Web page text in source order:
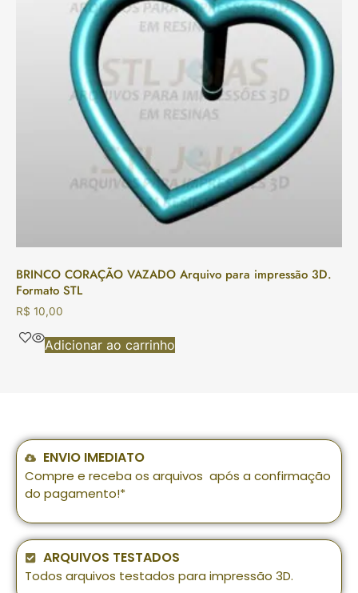
BRINCO CORAÇÃO VAZADO Arquivo para impressão 3D.
Formato STL
R$ 10,00
Adicionar ao carrinho
ENVIO IMEDIATO
Compre e receba os arquivos após a confirmação
do pagamento!*
ARQUIVOS TESTADOS
Todos arquivos testados para impressão 3D.